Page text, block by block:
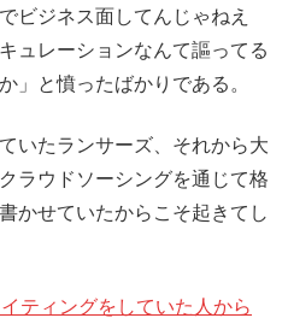
ビジネス面してんじゃねえ
ュレーションなんて謳ってる
」と憤ったばかりである。
いたランサーズ、それから大
ラウドソーシングを通じて格
かせていたからこそ起きてし
ティングをしていた人から